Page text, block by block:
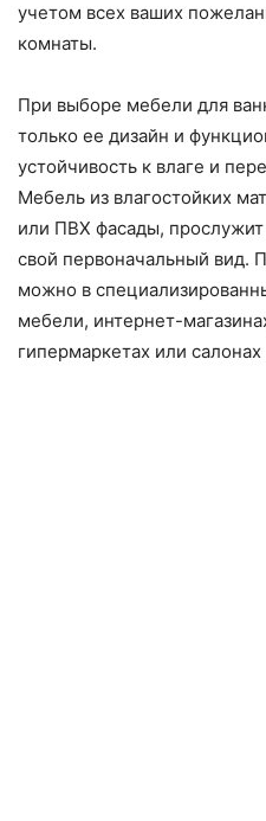
учетом всех ваших
комнаты.
При выборе мебели для
только ее дизайн и
устойчивость к влаге и
Мебель из влагостойких
или ПВХ фасады,
свой первоначальный вид.
можно в
мебели, интернет-
гипермаркетах или